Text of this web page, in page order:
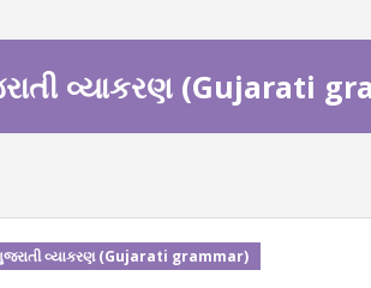
વ્યાકરણ (Gujarati
વ્યાકરણ (Gujarati grammar)